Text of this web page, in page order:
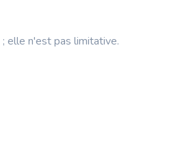
elle n'est pas limitative.